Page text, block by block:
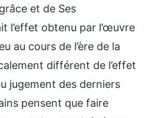
et de Ses
l’effet obtenu par l’œuvre
au cours de l’ère de la
différent de l’effet
jugement des derniers
pensent que faire